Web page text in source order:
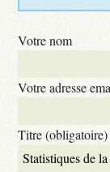
Votre nom
Votre adresse
Titre (obligatoire)